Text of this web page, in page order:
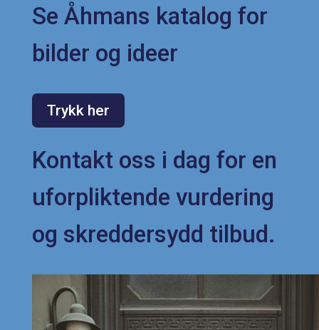
Se Åhmans katalog for
bilder og ideer
Trykk her
Kontakt oss i dag for en
uforpliktende vurdering
og skreddersydd tilbud.